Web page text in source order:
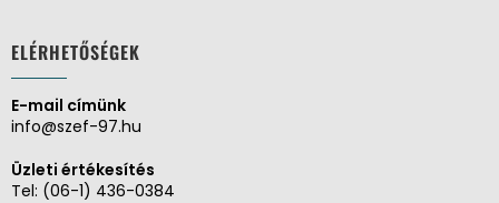
ELÉRHETŐSÉGEK
E-mail címünk
info@szef-97.hu
Üzleti értékesítés
Tel: (06-1) 436-0384